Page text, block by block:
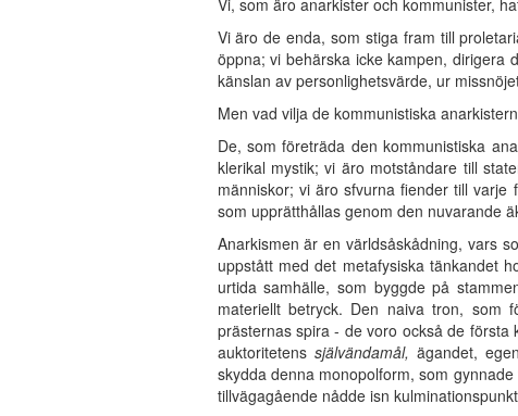
Vi, som äro anarkister och kommunister,
Vi äro de enda, som stiga fram till
öppna; vi behärska icke kampen, dirigera
känslan av personlighetsvärde, ur
Men vad vilja de kommunistiska
De, som företräda den kommunistiska
klerikal mystik; vi äro motståndare till
människor; vi äro sfvurna fiender till
som upprätthållas genom den nuvarande
Anarkismen är en världsåskådning, vars
uppstått med det metafysiska tänkandet
urtida samhälle, som byggde på
materiellt betryck. Den naiva tron, som
prästernas spira - de voro också de
auktoritetens självändamål, ägandet,
skydda denna monopolform, som
tillvägagående nådde isn